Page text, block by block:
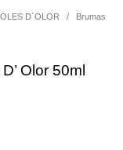
Z.one
D`OLOR / Brumas
Olor 50ml